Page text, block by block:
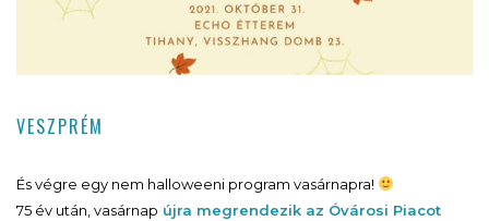
VESZPRÉM
És végre egy nem halloweeni program vasárnapra!
75 év után, vasárnap újra megrendezik az Óvárosi Piacot